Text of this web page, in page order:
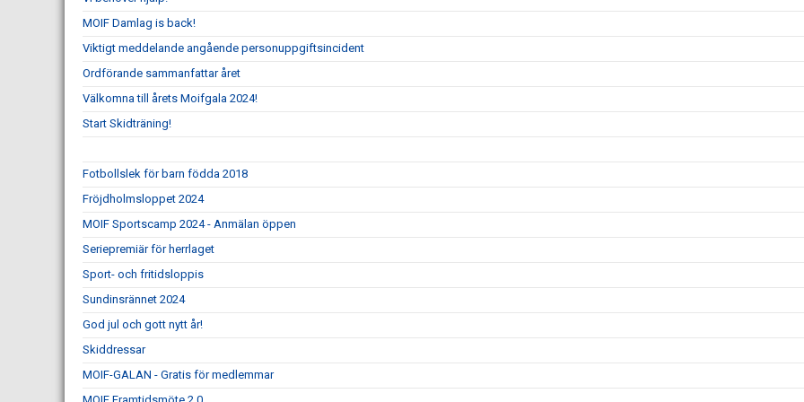
MOIF Damlag is back!
Viktigt meddelande angående personuppgiftsincident
Ordförande sammanfattar året
Välkomna till årets Moifgala 2024!
Start Skidträning!
Fotbollslek för barn födda 2018
Fröjdholmsloppet 2024
MOIF Sportscamp 2024 - Anmälan öppen
Seriepremiär för herrlaget
Sport- och fritidsloppis
Sundinsrännet 2024
God jul och gott nytt år!
Skiddressar
MOIF-GALAN - Gratis för medlemmar